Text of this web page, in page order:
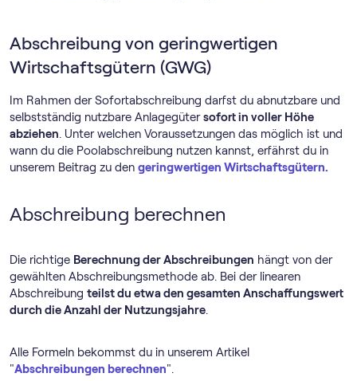
Abschreibung von geringwertigen
Wirtschaftsgütern (GWG)
Im Rahmen der Sofortabschreibung darfst du abnutzbare und
selbstständig nutzbare Anlagegütersofort in voller Höhe
abziehen. Unter welchen Voraussetzungen das möglich ist und
wann du die Poolabschreibung nutzen kannst, erfährst du in
unserem Beitrag zu den geringwertigen Wirtschaftsgütern.
Abschreibung berechnen
Die richtige Berechnung der Abschreibungen hängt von der
gewählten Abschreibungsmethode ab. Bei der linearen
Abschreibung teilst du etwa den gesamten Anschaffungswert
durch die Anzahl der Nutzungsjahre.
Alle Formeln bekommst du in unserem Artikel
"Abschreibungen berechnen".